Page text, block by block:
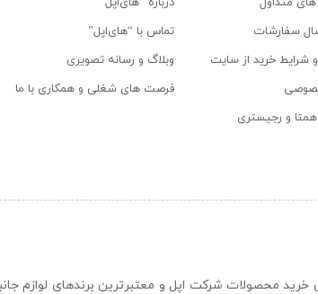
سفارشات
شرایط خرید از سایت
همتا و رجیستری
تماس با “های‌اپل”
وبلاگ و رسانه تصویری
فرصت های شغلی و همکاری با ما
بستر برای خرید محصولات شرکت اپل و معتبرترین برندهای